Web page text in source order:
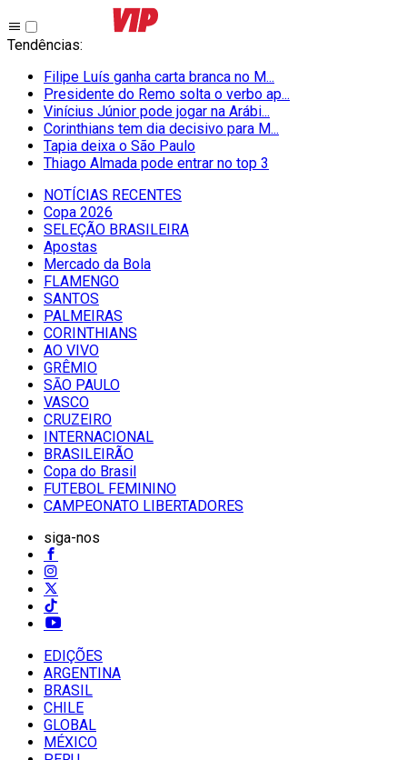
Tendências:
Filipe Luís ganha carta branca no M...
Presidente do Remo solta o verbo ap...
Vinícius Júnior pode jogar na Arábi...
Corinthians tem dia decisivo para M...
Tapia deixa o São Paulo
Thiago Almada pode entrar no top 3
NOTÍCIAS RECENTES
Copa 2026
SELEÇÃO BRASILEIRA
Apostas
Mercado da Bola
FLAMENGO
SANTOS
PALMEIRAS
CORINTHIANS
AO VIVO
GRÊMIO
SĀO PAULO
VASCO
CRUZEIRO
INTERNACIONAL
BRASILEIRÃO
Copa do Brasil
FUTEBOL FEMININO
CAMPEONATO LIBERTADORES
siga-nos
EDIÇÕES
ARGENTINA
BRASIL
CHILE
GLOBAL
MÉXICO